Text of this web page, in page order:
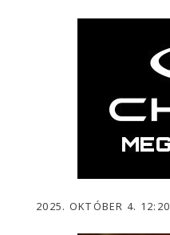
2025. OKTÓBER 4. 12:20